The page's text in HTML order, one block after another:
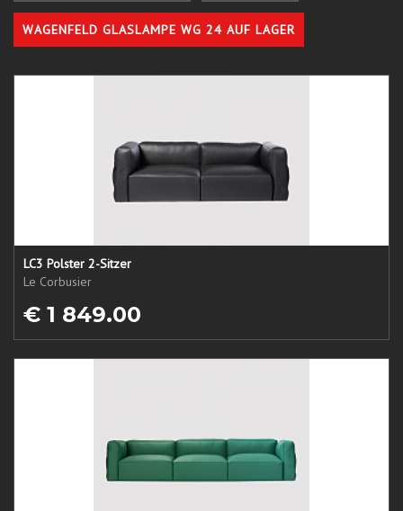
WAGENFELD GLASLAMPE WG 24 AUF LAGER
LC3 Polster 2-Sitzer
Le Corbusier
€ 1 849.00